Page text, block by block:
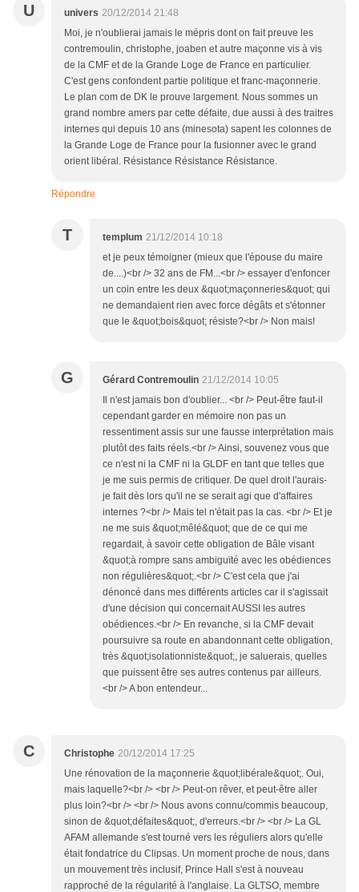
U univers 20/12/2014 21:48
Moi, je n'oublierai jamais le mépris dont on fait preuve les
contremoulin, christophe, joaben et autre maçonne vis à vis
de la CMF et de la Grande Loge de France en particulier.
C'est gens confondent partie politique et franc-maçonnerie.
Le plan com de DK le prouve largement. Nous sommes un
grand nombre amers par cette défaite, due aussi à des traitres
internes qui depuis 10 ans (minesota) sapent les colonnes de
la Grande Loge de France pour la fusionner avec le grand
orient libéral. Résistance Résistance Résistance.
Répondre
T templum 21/12/2014 10:18
et je peux témoigner (mieux que l'épouse du maire
de....)<br /> 32 ans de FM...<br /> essayer d'enfoncer
un coin entre les deux &quot;maçonneries&quot; qui
ne demandaient rien avec force dégâts et s'étonner
que le &quot;bois&quot; résiste?<br /> Non mais!
G Gérard Contremoulin 21/12/2014 10:05
Il n'est jamais bon d'oublier... <br /> Peut-être faut-il
cependant garder en mémoire non pas un
ressentiment assis sur une fausse interprétation mais
plutôt des faits réels.<br /> Ainsi, souvenez vous que
ce n'est ni la CMF ni la GLDF en tant que telles que
je me suis permis de critiquer. De quel droit l'aurais-
je fait dès lors qu'il ne se serait agi que d'affaires
internes ?<br /> Mais tel n'était pas la cas. <br /> Et je
ne me suis &quot;mêlé&quot; que de ce qui me
regardait, à savoir cette obligation de Bâle visant
&quot;à rompre sans ambiguïté avec les obédiences
non régulières&quot;.<br /> C'est cela que j'ai
dénoncé dans mes différents articles car il s'agissait
d'une décision qui concernait AUSSI les autres
obédiences.<br /> En revanche, si la CMF devait
poursuivre sa route en abandonnant cette obligation,
très &quot;isolationniste&quot;, je saluerais, quelles
que puissent être ses autres contenus par ailleurs.
<br /> A bon entendeur...
C Christophe 20/12/2014 17:25
Une rénovation de la maçonnerie &quot;libérale&quot;. Oui,
mais laquelle?<br /> <br /> Peut-on rêver, et peut-être aller
plus loin?<br /> <br /> Nous avons connu/commis beaucoup,
sinon de &quot;défaites&quot;, d'erreurs.<br /> <br /> La GL
AFAM allemande s'est tourné vers les réguliers alors qu'elle
était fondatrice du Clipsas. Un moment proche de nous, dans
un mouvement très inclusif, Prince Hall s'est à nouveau
rapproché de la régularité à l'anglaise. La GLTSO, membre